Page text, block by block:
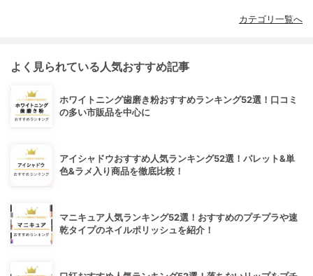
カテゴリ一覧へ
よく見られている人気おすすめ記事
ホワイトニング歯磨き粉おすすめランキング52選！口コミ
の多い市販品を中心に
アイシャドウおすすめ人気ランキング52選！パレット&単
色&ラメ入り商品を徹底比較！
マニキュア人気ランキング52選！おすすめのプチプラや速
乾タイプのネイルポリッシュを紹介！